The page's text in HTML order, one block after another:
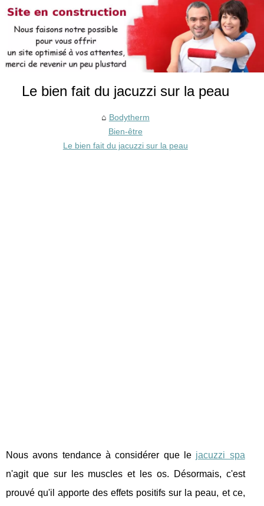
Le bien fait du jacuzzi sur la peau
Bodytherm
Bien-être
Le bien fait du jacuzzi sur la peau
Nous avons tendance à considérer que le jacuzzi spa
n'agit que sur les muscles et les os. Désormais, c'est
prouvé qu'il apporte des effets positifs sur la peau, et ce,